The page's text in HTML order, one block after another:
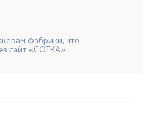
фабрики, что
сайт «СОТКА».